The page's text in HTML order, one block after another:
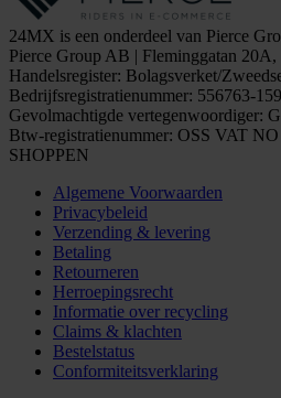
24MX is een onderdeel van Pierce
Pierce Group AB | Fleminggatan
Handelsregister: Bolagsverket/
Bedrijfsregistratienummer: 556763-
Gevolmachtigde vertegenwoordiger:
Btw-registratienummer: OSS VAT
SHOPPEN
Algemene Voorwaarden
Privacybeleid
Verzending & levering
Betaling
Retourneren
Herroepingsrecht
Informatie over recycling
Claims & klachten
Bestelstatus
Conformiteitsverklaring